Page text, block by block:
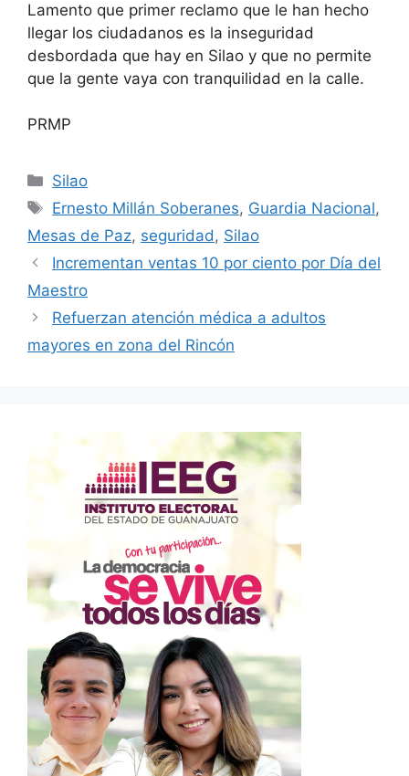
Lamento que primer reclamo que le han hecho
llegar los ciudadanos es la inseguridad
desbordada que hay en Silao y que no permite
que la gente vaya con tranquilidad en la calle.
PRMP
Categorías
Silao
Etiquetas
Ernesto Millán Soberanes, Guardia Nacional,
Mesas de Paz, seguridad, Silao
Incrementan ventas 10 por ciento por Día del
Maestro
Refuerzan atención médica a adultos
mayores en zona del Rincón